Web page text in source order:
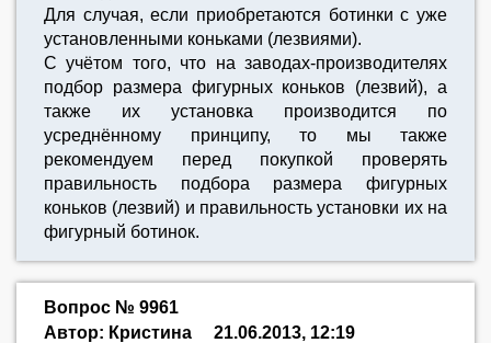
Для случая, если приобретаются ботинки с уже
установленными коньками (лезвиями).
С учётом того, что на заводах-производителях
подбор размера фигурных коньков (лезвий), а
также их установка производится по
усреднённому принципу, то мы также
рекомендуем перед покупкой проверять
правильность подбора размера фигурных
коньков (лезвий) и правильность установки их на
фигурный ботинок.
Вопрос № 9961
Автор: Кристина
21.06.2013, 12:19